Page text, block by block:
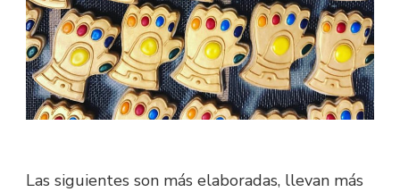
Las siguientes son más elaboradas, llevan más